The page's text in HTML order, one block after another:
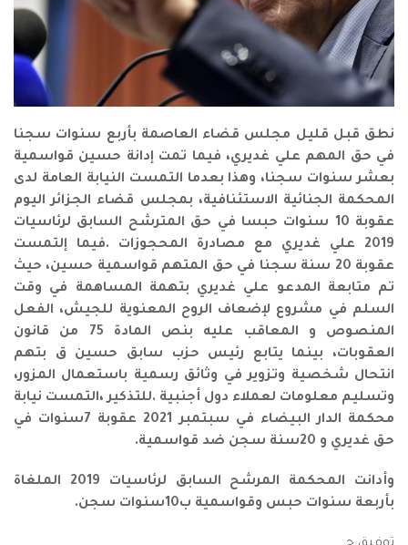
نطق قبل قليل مجلس قضاء العاصمة بأربع سنوات سجنا
في حق المهم علي غديري، فيما تمت إدانة حسين قواسمية
بعشر سنوات سجنا، وهذا بعدما التمست النيابة العامة لدى
المحكمة الجنائية الاستئنافية، بمجلس قضاء الجزائر اليوم
عقوبة 10 سنوات حبسا في حق المترشح السابق لرئاسيات
2019 علي غديري مع مصادرة المحجوزات .فيما إلتمست
عقوبة 20 سنة سجنا في حق المتهم قواسمية حسين، حيث
تم متابعة المدعو علي غديري بتهمة المساهمة في وقت
السلم في مشروع لإضعاف الروح المعنوية للجيش، الفعل
المنصوص و المعاقب عليه بنص المادة 75 من قانون
العقوبات، بينما يتابع رئيس حزب سابق حسين ق بتهم
انتحال شخصية وتزوير في وثائق رسمية باستعمال المزور،
وتسليم معلومات لعملاء دول أجنبية .للتذكير ،التمست نيابة
محكمة الدار البيضاء في سبتمبر 2021 عقوبة 7سنوات في
حق غديري و 20سنة سجن ضد قواسمية.
وأدانت المحكمة المرشح السابق لرئاسيات 2019 الملغاة
بأربعة سنوات حبس وقواسمية ب10سنوات سجن.